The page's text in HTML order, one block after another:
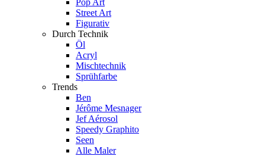
Street Art
Figurativ
Durch Technik
Öl
Acryl
Mischtechnik
Sprühfarbe
Trends
Ben
Jérôme Mesnager
Jef Aérosol
Speedy Graphito
Seen
Alle Maler